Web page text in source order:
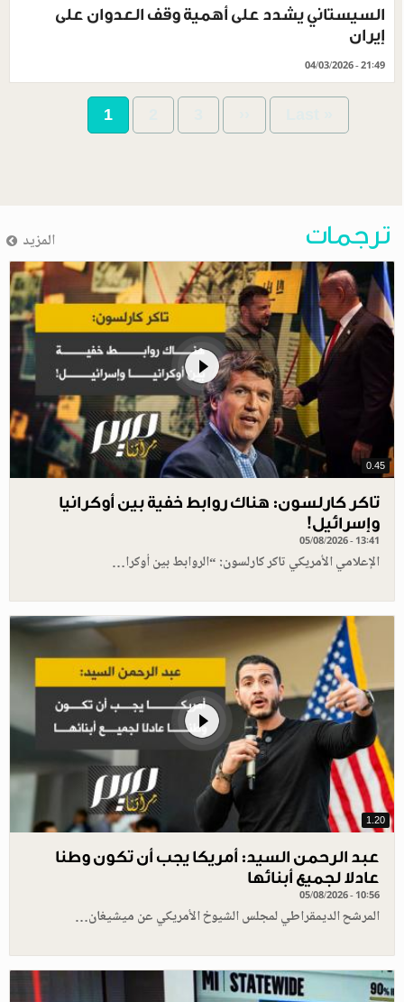
السيستاني يشدد على أهمية وقف العدوان على
إيران
04/03/2026 - 21:49
Pagination
Current
page
1
page page
ترجمات المزيد
0.45
تاكر كارلسون: هناك روابط خفية بين أوكرانيا
وإسرائيل!
05/08/2026 - 13:41
الإعلامي الأمريكي تاكر كارلسون: “الروابط بين أوكرا…
1.20
عبد الرحمن السيد: أمريكا يجب أن تكون وطنا
عادلا لجميع أبنائها
05/08/2026 - 10:56
المرشح الديمقراطي لمجلس الشيوخ الأمريكي عن ميشيغان…